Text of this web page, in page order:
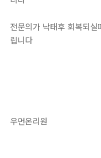
전문의가 낙태후 회복되
립니다
우먼온리원